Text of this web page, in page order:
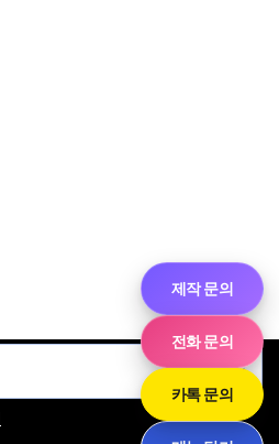
제작 문의
전화 문의
카톡 문의